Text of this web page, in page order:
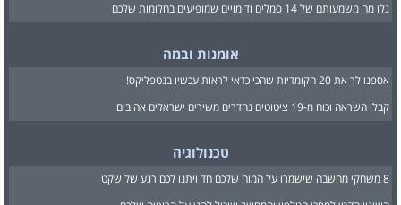
גלו מה משמעותם של 14 סמלים ודימויים שמופיעים בחלומות שלכם
אומנות ובמה
אספנו לך את 20 הקומדיות שהכי כדאי לראות עכשיו בנטפליקס!
קבלו השראה וכוח מ-19 ציטוטים נהדרים משירים ישראלים אהובים
טכנולוגיה
8 משחקי מחשבה שישמרו על המוח שלכם חד ויתנו לכם רגע של שקט